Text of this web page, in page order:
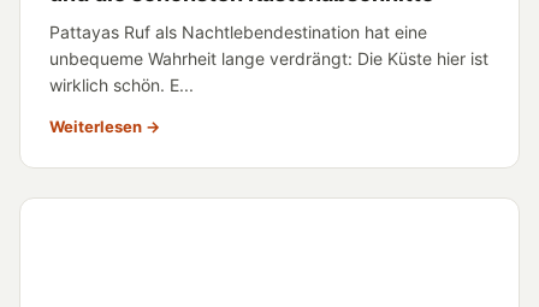
Pattayas Ruf als Nachtlebendestination hat eine
unbequeme Wahrheit lange verdrängt: Die Küste hier ist
wirklich schön. E...
Weiterlesen →